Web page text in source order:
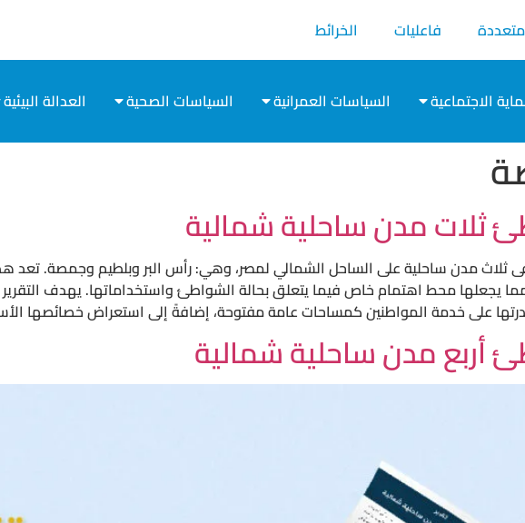
فاعليات الخرائط
الاجتماعية السياسات العمرانية السياسات الصحية العدالة البيئية
ثلات مدن ساحلية شمالية
ثلاث مدن ساحلية على الساحل الشمالي لمصر، وهي: رأس البر وبلطيم وجمصة. تعد
يجعلها محط اهتمام خاص فيما يتعلق بحالة الشواطئ واستخداماتها. يهدف التقرير
على خدمة المواطنين كمساحات عامة مفتوحة، إضافةً إلى استعراض خصائصها
أربع مدن ساحلية شمالية